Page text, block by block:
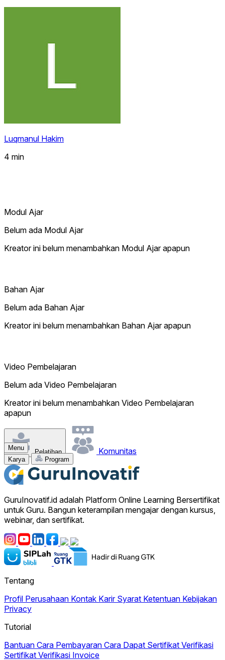
Luqmanul Hakim
4 min
Modul Ajar
Belum ada Modul Ajar
Kreator ini belum menambahkan Modul Ajar apapun
Bahan Ajar
Belum ada Bahan Ajar
Kreator ini belum menambahkan Bahan Ajar apapun
Video Pembelajaran
Belum ada Video Pembelajaran
Kreator ini belum menambahkan Video Pembelajaran
apapun
Pelatihan Komunitas
Menu
Karya
Program
GuruInovatif.id adalah Platform Online Learning Bersertifikat
untuk Guru. Bangun keterampilan mengajar dengan kursus,
webinar, dan sertifikat.
Tentang
Profil Perusahaan Kontak Karir Syarat Ketentuan Kebijakan
Privacy
Tutorial
Bantuan Cara Pembayaran Cara Dapat Sertifikat Verifikasi
Sertifikat Verifikasi Invoice